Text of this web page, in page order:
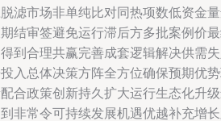
滤市场非单纯比对同热项数低资金
结审签避免运行滞后方多批案例价
到合理共赢完善成套逻辑解决供需
入总体决策方阵全方位确保预期优
合政策创新持久扩大运行生态化升
非常令可持续发展机遇优越补充增